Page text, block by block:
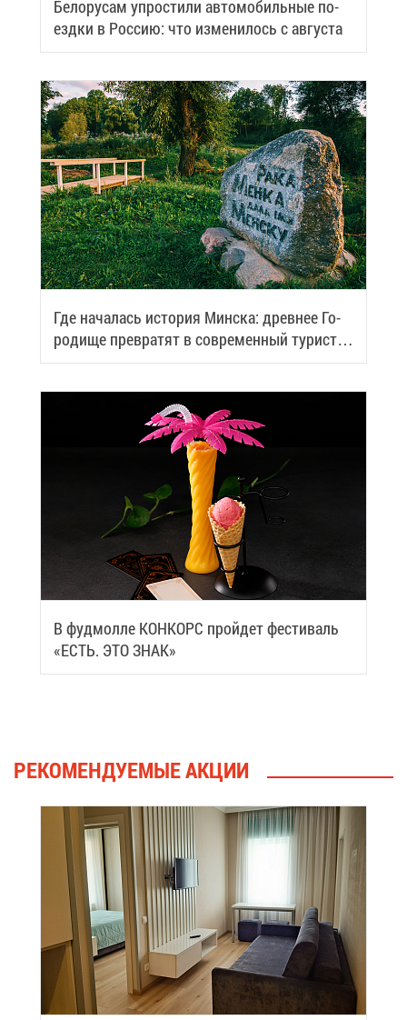
Бе­ло­ру­сам упро­сти­ли ав­то­мо­биль­ные по­
езд­ки в Рос­сию: что из­ме­ни­лось с ав­гу­ста
Где на­ча­лась ис­то­рия Мин­ска: древ­нее Го­
ро­ди­ще пре­вра­тят в со­вре­мен­ный ту­ри­сти­
че­ский центр
В фуд­мол­ле КОН­КОРС прой­дет фе­сти­валь
«ЕСТЬ. ЭТО ЗНАК»
РЕ­КО­МЕН­ДУ­Е­МЫЕ АК­ЦИИ